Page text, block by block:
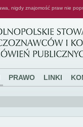
nigdy znajomość praw nie
PRAWO LINKI